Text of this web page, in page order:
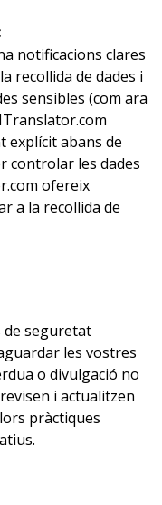
notificacions clares
recollida de dades i
sensibles (com ara
explícit abans de
controlar les dades
ofereix
a la recollida de
de seguretat
les vostres
o divulgació no
i actualitzen
pràctiques